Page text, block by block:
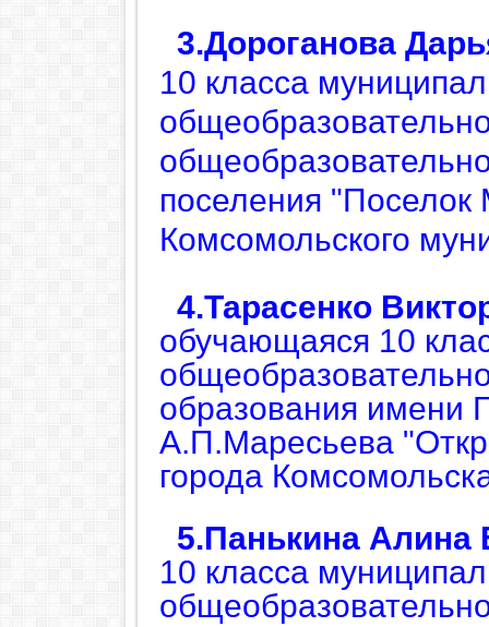
3.Дороганова
10 класса
поселения
Комсомольского
4.Тарасенко
обучающаяся 10
образования имени
А.П.Маресьева
города
5.Панькина Алина
10 класса